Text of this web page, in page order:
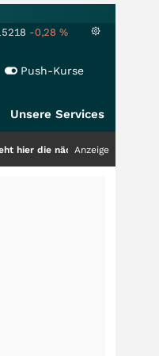
-0,28 %
Push-Kurse
Unsere Services
Milliardenstory?+++
Anzeige